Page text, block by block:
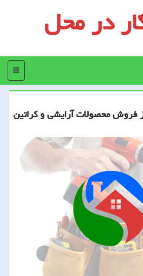
در محل
منو
فروش محصولات آرایشی و كراتین